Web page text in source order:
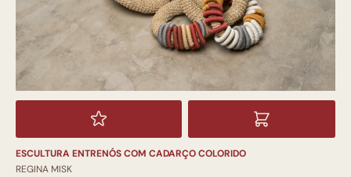
ESCULTURA ENTRENÓS COM CADARÇO COLORIDO
REGINA MISK